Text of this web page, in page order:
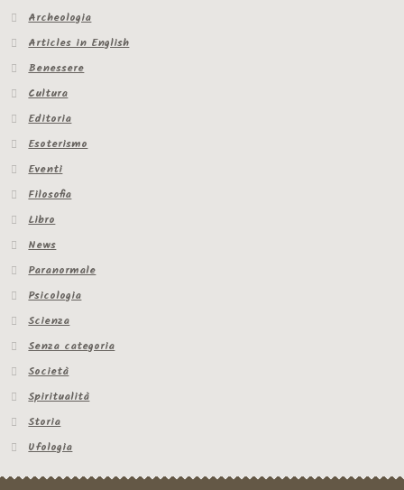
Archeologia
Articles in English
Benessere
Cultura
Editoria
Esoterismo
Eventi
Filosofia
Libro
News
Paranormale
Psicologia
Scienza
Senza categoria
Società
Spiritualità
Storia
Ufologia